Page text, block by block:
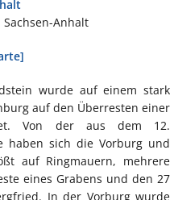
Anhalt
wurde auf einem stark
auf den Überresten einer
Von der aus dem 12.
haben sich die Vorburg und
auf Ringmauern, mehrere
eines Grabens und den 27
In der Vorburg wurde